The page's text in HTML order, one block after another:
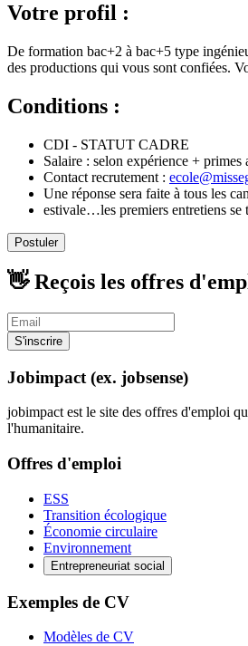
Votre profil :
De formation bac+2 à bac+5 type
des productions qui vous sont confiées.
Conditions :
CDI - STATUT CADRE
Salaire : selon expérience + primes
Contact recrutement :
Une réponse sera faite à tous les
estivale…les premiers entretiens se
Postuler
👋 Reçois les offres
S'inscrire
Jobimpact (ex. jobsense)
jobimpact est le site des offres d'emploi
l'humanitaire.
Offres d'emploi
ESS
Transition écologique
Économie circulaire
Environnement
Entrepreneuriat social
Exemples de CV
Modèles de CV